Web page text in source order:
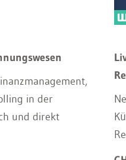
in der
und direkt